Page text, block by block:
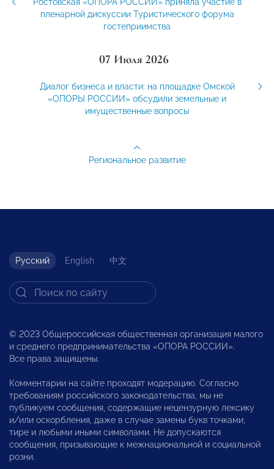
Ростовская «ОПОРА РОССИИ» приняла участие в
пленарной дискуссии Туристического форума
гостеприимства
07 Июля 2026
Диалог бизнеса и власти: на площадке Омской
«ОПОРЫ РОССИИ» обсудили земельные и
имущественные вопросы
Региональное развитие
Русский English 中文
© 2023 Общероссийская общественная организация малого
и среднего предпринимательства «ОПОРА РОССИИ».
Все права защищены.
Комментарии на сайте проходят модерацию. Согласно
требованиям российского законодательства, мы не
публикуем сообщения, содержащие нецензурную лексику
и/или оскорбления, даже в случае замены букв точками,
тире и любыми иными символами. Не допускаются
сообщения, призывающие к межнациональной и социальной
розни.